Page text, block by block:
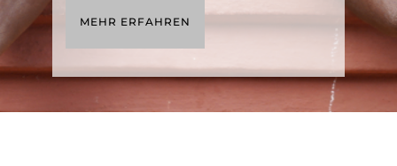
MEHR ERFAHREN